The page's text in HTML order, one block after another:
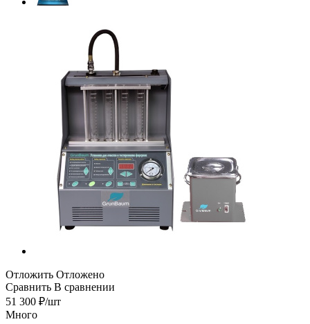
Отложить Отложено
Сравнить В сравнении
51 300 ₽/шт
Много